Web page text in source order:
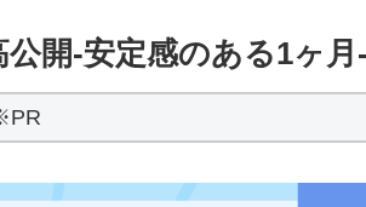
公開-安定感のある1ヶ月-